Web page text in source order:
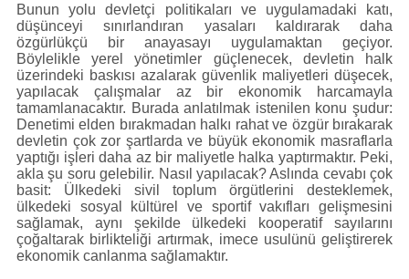
Bunun yolu devletçi politikaları ve uygulamadaki katı,
düşünceyi sınırlandıran yasaları kaldırarak daha
özgürlükçü bir anayasayı uygulamaktan geçiyor.
Böylelikle yerel yönetimler güçlenecek, devletin halk
üzerindeki baskısı azalarak güvenlik maliyetleri düşecek,
yapılacak çalışmalar az bir ekonomik harcamayla
tamamlanacaktır. Burada anlatılmak istenilen konu şudur:
Denetimi elden bırakmadan halkı rahat ve özgür bırakarak
devletin çok zor şartlarda ve büyük ekonomik masraflarla
yaptığı işleri daha az bir maliyetle halka yaptırmaktır. Peki,
akla şu soru gelebilir. Nasıl yapılacak? Aslında cevabı çok
basit: Ülkedeki sivil toplum örgütlerini desteklemek,
ülkedeki sosyal kültürel ve sportif vakıfları gelişmesini
sağlamak, aynı şekilde ülkedeki kooperatif sayılarını
çoğaltarak birlikteliği artırmak, imece usulünü geliştirerek
ekonomik canlanma sağlamaktır.